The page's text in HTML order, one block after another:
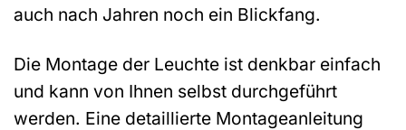
auch nach Jahren noch ein Blickfang.
Die Montage der Leuchte ist denkbar einfach
und kann von Ihnen selbst durchgeführt
werden. Eine detaillierte Montageanleitung